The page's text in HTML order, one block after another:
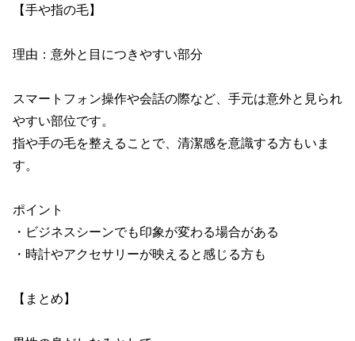
【手や指の毛】
理由：意外と目につきやすい部分
スマートフォン操作や会話の際など、手元は意外と見られ
やすい部位です。
指や手の毛を整えることで、清潔感を意識する方もいま
す。
ポイント
・ビジネスシーンでも印象が変わる場合がある
・時計やアクセサリーが映えると感じる方も
【まとめ】